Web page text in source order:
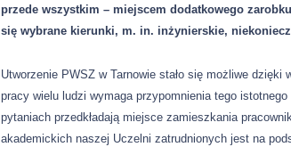
przede wszystkim – miejscem dodatkowego
się wybrane kierunki, m. in. inżynierskie,
Utworzenie PWSZ w Tarnowie stało się możliwe
pracy wielu ludzi wymaga przypomnienia tego
pytaniach przedkładają miejsce zamieszkania
akademickich naszej Uczelni zatrudnionych jest na